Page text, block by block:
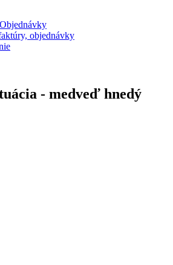
objednávky
- medveď hnedý